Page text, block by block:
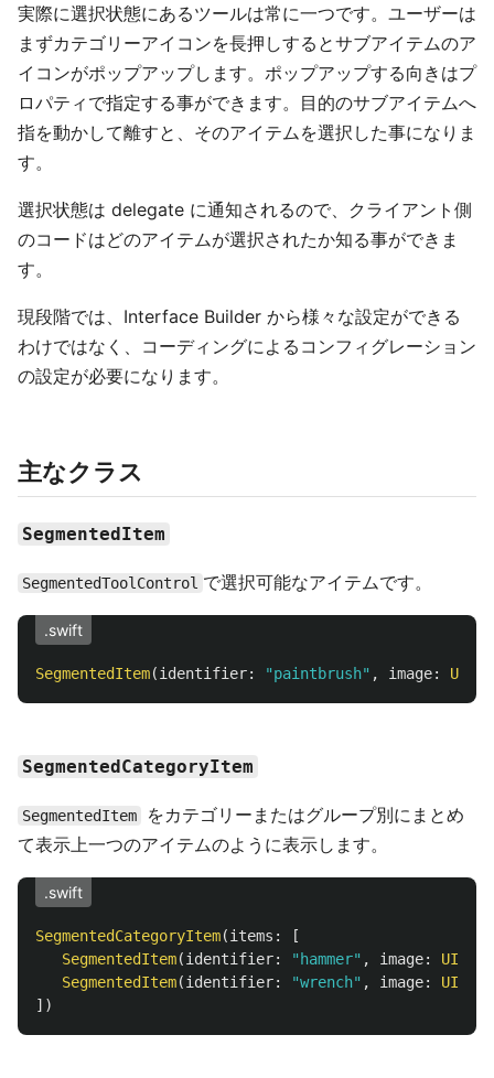
実際に選択状態にあるツールは常に一つです。ユーザーは
まずカテゴリーアイコンを長押しするとサブアイテムのア
イコンがポップアップします。ポップアップする向きはプ
ロパティで指定する事ができます。目的のサブアイテムへ
指を動かして離すと、そのアイテムを選択した事になりま
す。
選択状態は delegate に通知されるので、クライアント側
のコードはどのアイテムが選択されたか知る事ができま
す。
現段階では、Interface Builder から様々な設定ができる
わけではなく、コーディングによるコンフィグレーション
の設定が必要になります。
主なクラス
SegmentedItem
SegmentedToolControl で選択可能なアイテムです。
.swift
SegmentedItem(identifier: "paintbrush" , image:
SegmentedCategoryItem
SegmentedItem
をカテゴリーまたはグループ別にまとめ
て表示上一つのアイテムのように表示します。
.swift
SegmentedCategoryItem(items :
[
SegmentedItem(identifier: "hammer" , image:
SegmentedItem(identifier: "wrench" , image:
])